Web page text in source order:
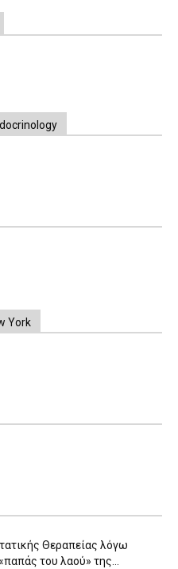
York
Θεραπείας λόγω
του λαού» της...